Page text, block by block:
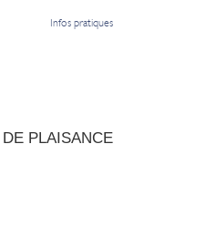
Infos pratiques
PLAISANCE